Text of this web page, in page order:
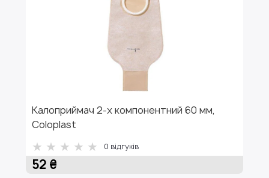
Калоприймач 2-х компонентний 60 мм,
Coloplast
0 відгуків
52 ₴